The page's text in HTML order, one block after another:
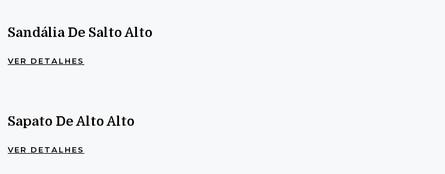
Sandália De Salto Alto
VER DETALHES
Sapato De Alto Alto
VER DETALHES